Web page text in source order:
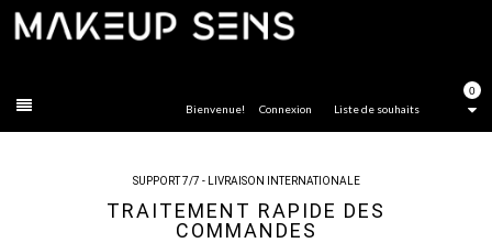
0
Liste de souhaits
Bienvenue! Connexion
SUPPORT 7/7 - LIVRAISON INTERNATIONALE
TRAITEMENT RAPIDE DES
COMMANDES